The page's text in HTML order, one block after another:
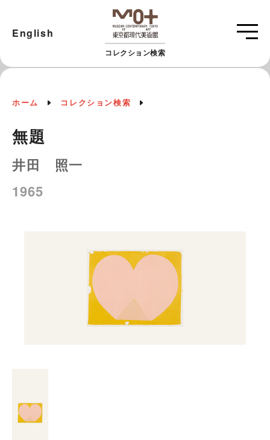
コレクション検索
English
ホーム コレクション検索
無題
井田 照一
1965